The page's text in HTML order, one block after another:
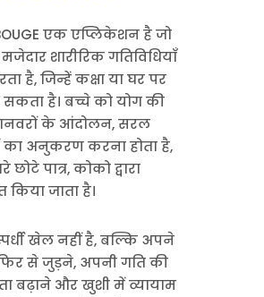
एक एप्लिकेशन है जो
शारीरिक गतिविधियाँ
है, जिन्हें कक्षा या घर पर
सकता है। बच्चे को योग की
के आंदोलन, सरल
का अनुकरण करना होता है,
छोटे पात्र, कोको द्वारा
किया जाता है।
खेल नहीं है, बल्कि अपने
से जुड़ने, अपनी गति की
बढ़ाने और खुशी में व्यायाम